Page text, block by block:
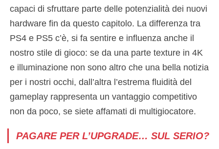
capaci di sfruttare parte delle potenzialità dei nuovi
hardware fin da questo capitolo. La differenza tra
PS4 e PS5 c’è, si fa sentire e influenza anche il
nostro stile di gioco: se da una parte texture in 4K
e illuminazione non sono altro che una bella notizia
per i nostri occhi, dall’altra l’estrema fluidità del
gameplay rappresenta un vantaggio competitivo
non da poco, se siete affamati di multigiocatore.
PAGARE PER L’UPGRADE… SUL SERIO?